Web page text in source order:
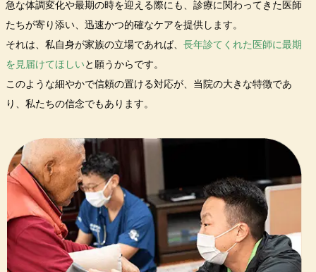
急な体調変化や最期の時を迎える際にも、診療に関わってきた医師
たちが寄り添い、迅速かつ的確なケアを提供します。
それは、私自身が家族の立場であれば、 長年診てくれた医師に最期
を見届けてほしいと願うからです。
このような細やかで信頼の置ける対応が、当院の大きな特徴であ
り、私たちの信念でもあります。